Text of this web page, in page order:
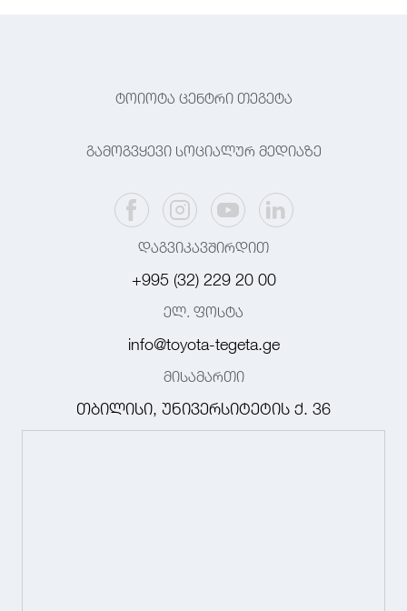
ტოიოტა ცენტრი თეგეტა
გამოგვყევი სოციალურ მედიაზე
დაგვიკავშირდით
+995 (32) 229 20 00
ელ. ფოსტა
info@toyota-tegeta.ge
მისამართი
თბილისი, უნივერსიტეტის ქ. 36